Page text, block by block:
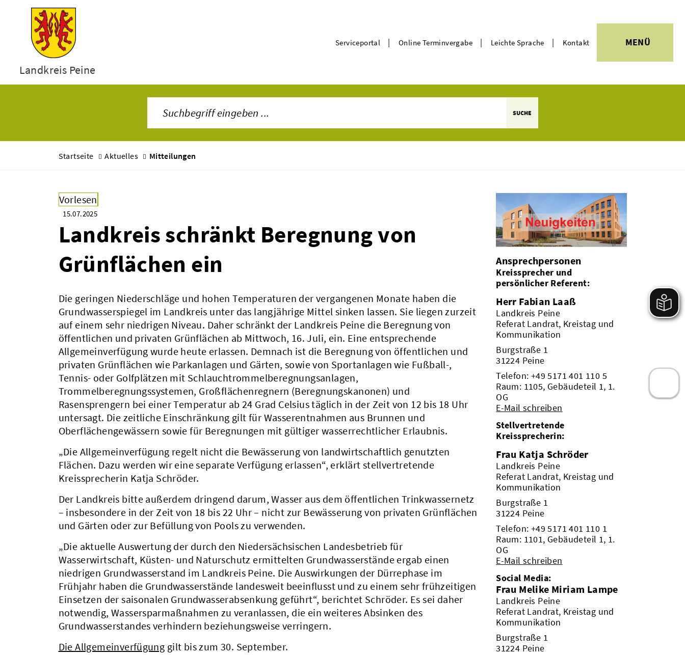
Landkreis Peine
Serviceportal | Online Terminvergabe | Leichte Sprache | Kontakt MENÜ
SUCHE
Startseite Aktuelles Mitteilungen
Vorlesen
15.07.2025
Landkreis schränkt Beregnung von
Grünflächen ein
Die geringen Niederschläge und hohen Temperaturen der vergangenen Monate haben die
Grundwasserspiegel im Landkreis unter das langjährige Mittel sinken lassen. Sie liegen zurzeit
auf einem sehr niedrigen Niveau. Daher schränkt der Landkreis Peine die Beregnung von
öffentlichen und privaten Grünflächen ab Mittwoch, 16. Juli, ein. Eine entsprechende
Allgemeinverfügung wurde heute erlassen. Demnach ist die Beregnung von öffentlichen und
privaten Grünflächen wie Parkanlagen und Gärten, sowie von Sportanlagen wie Fußball-,
Tennis- oder Golfplätzen mit Schlauchtrommelberegnungsanlagen,
Trommelberegnungssystemen, Großflächenregnern (Beregnungskanonen) und
Rasensprengern bei einer Temperatur ab 24 Grad Celsius täglich in der Zeit von 12 bis 18 Uhr
untersagt. Die zeitliche Einschränkung gilt für Wasserentnahmen aus Brunnen und
Oberflächengewässern sowie für Beregnungen mit gültiger wasserrechtlicher Erlaubnis.
„Die Allgemeinverfügung regelt nicht die Bewässerung von landwirtschaftlich genutzten
Flächen. Dazu werden wir eine separate Verfügung erlassen“, erklärt stellvertretende
Kreissprecherin Katja Schröder.
Der Landkreis bitte außerdem dringend darum, Wasser aus dem öffentlichen Trinkwassernetz
– insbesondere in der Zeit von 18 bis 22 Uhr – nicht zur Bewässerung von privaten Grünflächen
und Gärten oder zur Befüllung von Pools zu verwenden.
„Die aktuelle Auswertung der durch den Niedersächsischen Landesbetrieb für
Wasserwirtschaft, Küsten- und Naturschutz ermittelten Grundwasserstände ergab einen
niedrigen Grundwasserstand im Landkreis Peine. Die Auswirkungen der Dürrephase im
Frühjahr haben die Grundwasserstände landesweit beeinflusst und zu einem sehr frühzeitigen
Einsetzen der saisonalen Grundwasserabsenkung geführt“, berichtet Schröder. Es sei daher
notwendig, Wassersparmaßnahmen zu veranlassen, die ein weiteres Absinken des
Grundwasserstandes verhindern beziehungsweise verringern.
Die Allgemeinverfügung gilt bis zum 30. September.
Ansprechpersonen
Kreissprecher und
persönlicher Referent:
Herr Fabian Laaß
Landkreis Peine
Referat Landrat, Kreistag und
Kommunikation
Burgstraße 1
31224 Peine
Telefon: +49 5171 401 110 5
Raum: 1105, Gebäudeteil 1, 1.
OG
E-Mail schreiben
Stellvertretende
Kreissprecherin:
Frau Katja Schröder
Landkreis Peine
Referat Landrat, Kreistag und
Kommunikation
Burgstraße 1
31224 Peine
Telefon: +49 5171 401 110 1
Raum: 1101, Gebäudeteil 1, 1.
OG
E-Mail schreiben
Social Media:
Frau Melike Miriam Lampe
Landkreis Peine
Referat Landrat, Kreistag und
Kommunikation
Burgstraße 1
31224 Peine